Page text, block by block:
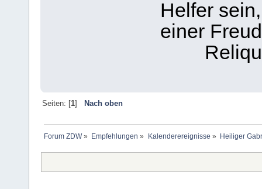
Helfer
einer
Seiten: [1] Nach oben
Forum ZDW» Empfehlungen » Kalenderereignisse » Heiliger